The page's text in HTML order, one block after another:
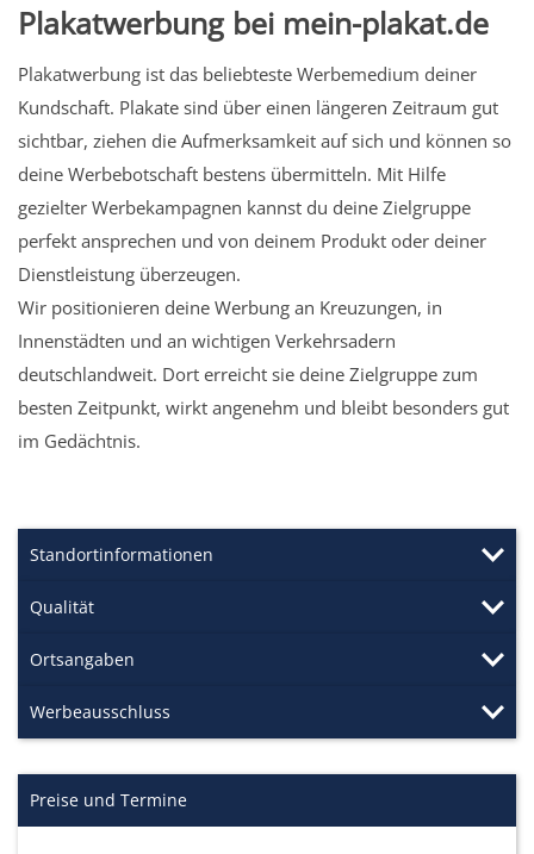
Plakatwerbung bei mein-plakat.de
Plakatwerbung ist das beliebteste Werbemedium deiner
Kundschaft. Plakate sind über einen längeren Zeitraum gut
sichtbar, ziehen die Aufmerksamkeit auf sich und können so
deine Werbebotschaft bestens übermitteln. Mit Hilfe
gezielter Werbekampagnen kannst du deine Zielgruppe
perfekt ansprechen und von deinem Produkt oder deiner
Dienstleistung überzeugen.
Wir positionieren deine Werbung an Kreuzungen, in
Innenstädten und an wichtigen Verkehrsadern
deutschlandweit. Dort erreicht sie deine Zielgruppe zum
besten Zeitpunkt, wirkt angenehm und bleibt besonders gut
im Gedächtnis.
Standortinformationen
Qualität
Ortsangaben
Werbeausschluss
Preise und Termine